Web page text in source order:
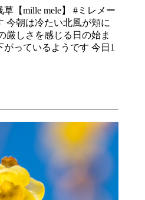
【mille mele】 #ミレメー
今朝は冷たい北風が頬に
厳しさを感じる日の始ま
がっているようです 今日1